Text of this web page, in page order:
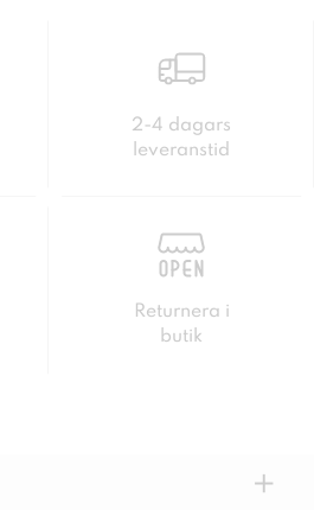
2-4 dagars
leveranstid
Returnera i
butik
+